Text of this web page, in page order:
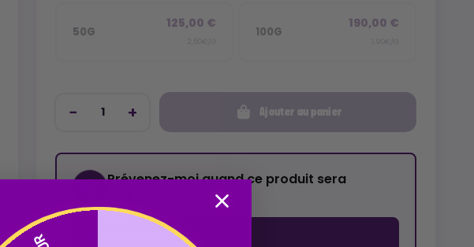
50G
125,00 €
100G
190,00 €
Ajouter au panier
Prévenez-moi quand ce produit sera